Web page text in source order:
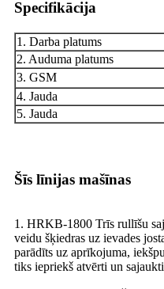
Specifikācija
1. Darba platums
2. Auduma platums
3. GSM
4. Jauda
5. Jauda
Šīs līnijas mašīnas
1. HRKB-1800 Trīs rullīšu
veidu šķiedras uz ievades
parādīts uz aprīkojuma,
tiks iepriekš atvērti un